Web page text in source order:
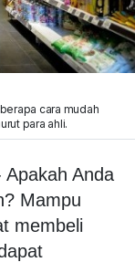
cara mudah
para ahli.
Apakah Anda
Mampu
membeli